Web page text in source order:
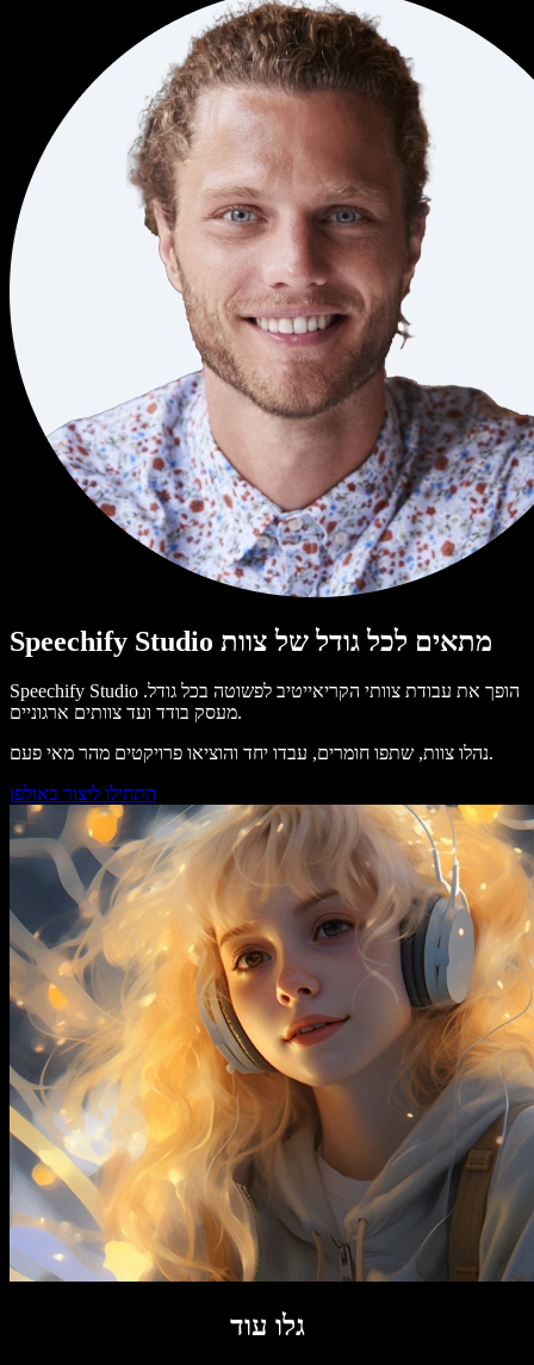
Speechify Studio מתאים לכל גודל של צוות
Speechify Studio הופך את עבודת צוותי הקריאייטיב לפשוטה בכל גודל.
מעסק בודד ועד צוותים ארגוניים.
נהלו צוות, שתפו חומרים, עבדו יחד והוציאו פרויקטים מהר מאי פעם.
התחילו ליצור באולפן
גלו עוד